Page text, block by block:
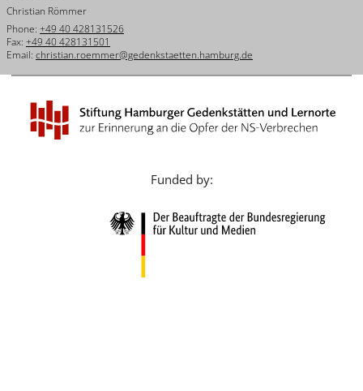
Dansk
Español
Italiano
Nederlands
Português
Christian Römmer
Phone: +49 40 428131526
Fax: +49 40 428131501
Email: christian.roemmer@gedenkstaetten.hamburg.de
Funded by: